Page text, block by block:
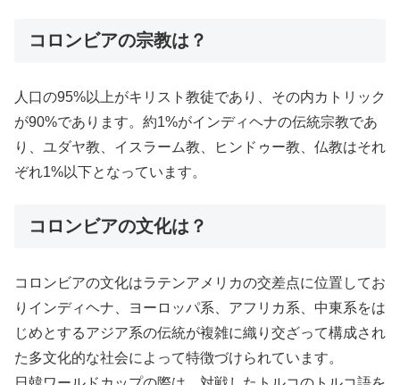
コロンビアの宗教は？
人口の95%以上がキリスト教徒であり、その内カトリック
が90%であります。約1%がインディヘナの伝統宗教であ
り、ユダヤ教、イスラーム教、ヒンドゥー教、仏教はそれ
ぞれ1%以下となっています。
コロンビアの文化は？
コロンビアの文化はラテンアメリカの交差点に位置してお
りインディヘナ、ヨーロッパ系、アフリカ系、中東系をは
じめとするアジア系の伝統が複雑に織り交ざって構成され
た多文化的な社会によって特徴づけられています。